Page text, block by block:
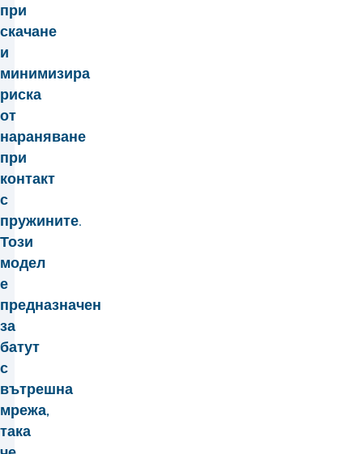
при
скачане
и
минимизира
риска
от
нараняване
при
контакт
с
пружините.
Този
модел
е
предназначен
за
батут
с
вътрешна
мрежа,
така